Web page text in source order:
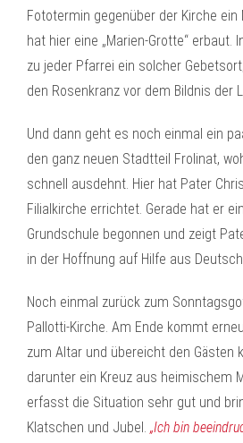
Fototermin gegenüber der Kirche ein
hat hier eine „Marien-Grotte“ erbaut.
zu jeder Pfarrei ein solcher
den Rosenkranz vor dem Bildnis der
Und dann geht es noch einmal ein
den ganz neuen Stadtteil Frolinat,
schnell ausdehnt. Hier hat Pater
Filialkirche errichtet. Gerade hat er
Grundschule begonnen und zeigt
in der Hoffnung auf Hilfe aus
Noch einmal zurück zum
Pallotti-Kirche. Am Ende kommt
zum Altar und übereicht den Gästen
darunter ein Kreuz aus heimischem
erfasst die Situation sehr gut und
Klatschen und Jubel. „Ich bin